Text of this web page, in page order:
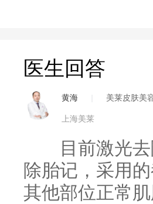
医生回答
黄海 美莱皮肤美
上海美莱
目前激光去
除胎记，采用
其他部位正常